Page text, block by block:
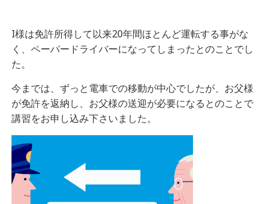
I様は免許所得して以来20年間ほとんど運転する事がな
く、ペーパードライバーになってしまったとのことでし
た。
今までは、ずっと電車での移動が中心でしたが、お父様
が免許を返納し、お父様の送迎が必要になるとのことで
講習をお申し込み下さいました。